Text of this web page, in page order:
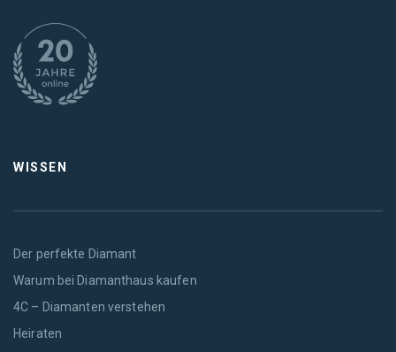
WISSEN
Der perfekte Diamant
Warum bei Diamanthaus kaufen
4C – Diamanten verstehen
Heiraten